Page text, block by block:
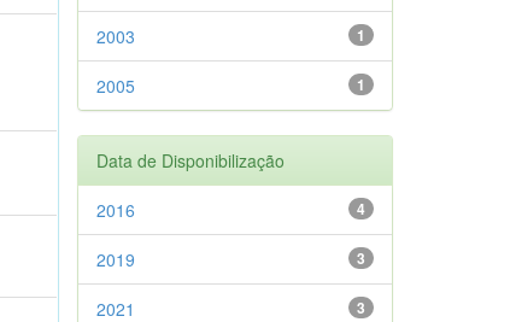
1
2003
1
2005
Data de Disponibilização
4
2016
3
2019
3
2021